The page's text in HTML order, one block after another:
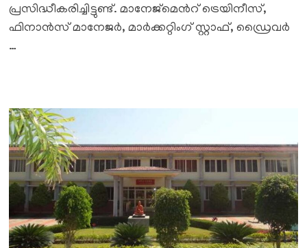
പ്രസിദ്ധീകരിച്ചിട്ടുണ്ട്. മാനേജ്മെൻറ് ട്രെയിനീസ്,
ഫിനാൻസ് മാനേജർ, മാർക്കറ്റിംഗ് സ്റ്റാഫ്, ഡ്രൈവർ
…